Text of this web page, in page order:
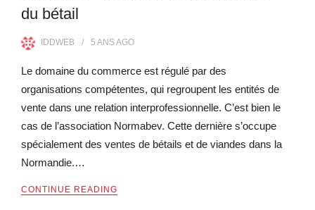
du bétail
IDDWEB 5 ANSAGO
Le domaine du commerce est régulé par des
organisations compétentes, qui regroupent les entités de
vente dans une relation interprofessionnelle. C’est bien le
cas de l’association Normabev. Cette dernière s’occupe
spécialement des ventes de bétails et de viandes dans la
Normandie.…
CONTINUE READING